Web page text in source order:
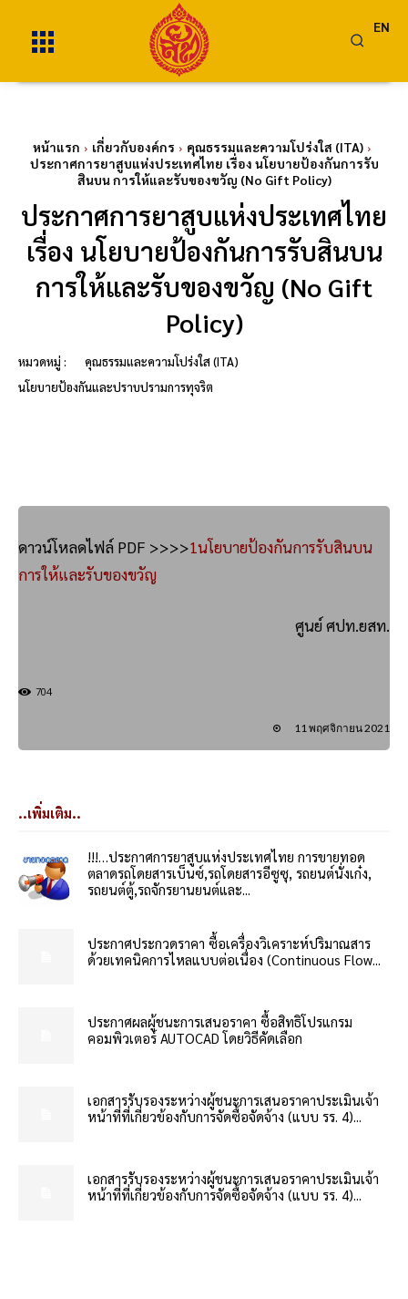
EN
หน้าแรก เกี่ยวกับองค์กร
คุณธรรมและความโปร่งใส (ITA)
ประกาศการยาสูบแห่งประเทศไทย เรื่อง นโยบายป้องกันการรับ
สินบน การให้และรับของขวัญ (No Gift Policy)
ประกาศการยาสูบแห่งประเทศไทย
เรื่อง นโยบายป้องกันการรับสินบน
การให้และรับของขวัญ (No Gift
Policy)
หมวดหมู่ :
คุณธรรมและความโปร่งใส (ITA)
นโยบายป้องกันและปราบปรามการทุจริต
ดาวน์โหลดไฟล์ PDF >>>>1นโยบายป้องกันการรับสินบน
การให้และรับของขวัญ
ศูนย์ ศปท.ยสท.
704
11 พฤศจิกายน 2021
..เพิ่มเติม..
!!!…ประกาศการยาสูบแห่งประเทศไทย การขายทอด
ตลาดรถโดยสารเบ็นซ์,รถโดยสารอีซูซุ, รถยนต์นั่งเก๋ง,
รถยนต์ตู้,รถจักรยานยนต์และ...
ประกาศประกวดราคา ซื้อเครื่องวิเคราะห์ปริมาณสาร
ด้วยเทคนิคการไหลแบบต่อเนื่อง (Continuous Flow...
ประกาศผลผู้ชนะการเสนอราคา ซื้อสิทธิโปรแกรม
คอมพิวเตอร์ AUTOCAD โดยวิธีคัดเลือก
เอกสารรับรองระหว่างผู้ชนะการเสนอราคาประเมินเจ้า
หน้าที่ที่เกี่ยวข้องกับการจัดซื้อจัดจ้าง (แบบ รร. 4)...
เอกสารรับรองระหว่างผู้ชนะการเสนอราคาประเมินเจ้า
หน้าที่ที่เกี่ยวข้องกับการจัดซื้อจัดจ้าง (แบบ รร. 4)...